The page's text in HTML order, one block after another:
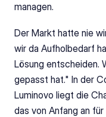
managen.
Der Markt hatte nie
wir da Aufholbedarf
Lösung entscheiden.
gepasst hat." In der
Luminovo liegt die
das von Anfang an